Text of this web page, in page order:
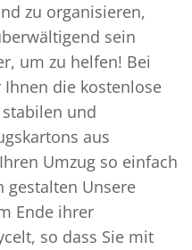
zu organisieren,
sein
um zu helfen! Bei
die kostenlose
und
aus
Umzug so einfach
gestalten Unsere
Ende ihrer
so dass Sie mit